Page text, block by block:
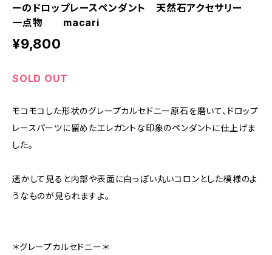
ーのドロップレースペンダント 天然石アクセサリー
一点物 macari
¥9,800
SOLD OUT
モコモコした形状のグレープカルセドニー原石を磨いて、ドロップ
レースパーツに留めたエレガントな印象のペンダントに仕上げま
した。
透かして見ると内部や表面に白っぽい丸いコロンとした模様のよ
うなものが見られますよ。
＊グレープカルセドニー＊